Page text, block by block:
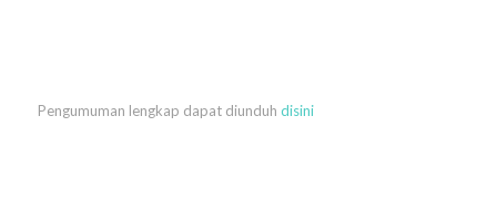
Pengumuman lengkap dapat diunduh disini